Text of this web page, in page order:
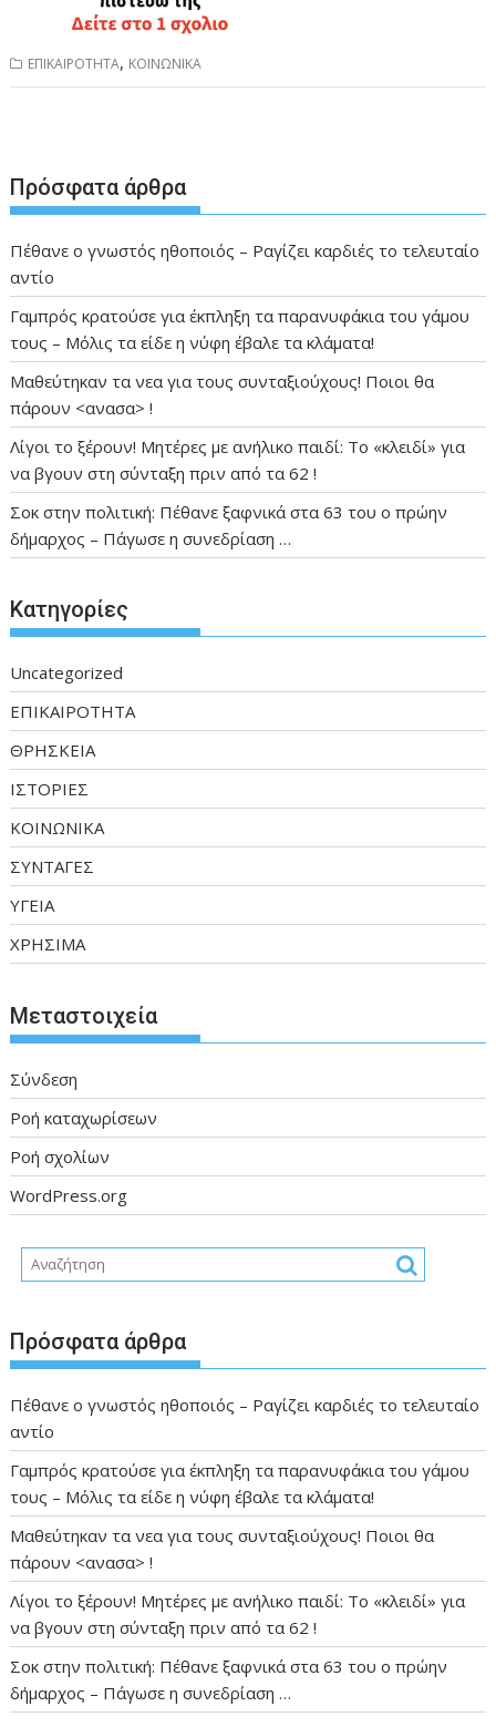
ΕΠΙΚΑΙΡΟΤΗΤΑ, ΚΟΙΝΩΝΙΚΑ
Πρόσφατα άρθρα
Πέθανε ο γνωστός ηθοποιός – Ραγίζει καρδιές το τελευταίο
αντίο
Γαμπρός κρατούσε για έκπληξη τα παρανυφάκια του γάμου
τους – Μόλις τα είδε η νύφη έβαλε τα κλάματα!
Μαθεύτηκαν τα νεα για τους συνταξιούχους! Ποιοι θα
πάρουν <ανασα> !
Λίγοι το ξέρουν! Μητέρες με ανήλικο παιδί: Το «κλειδί» για
να βγουν στη σύνταξη πριν από τα 62 !
Σοκ στην πολιτική: Πέθανε ξαφνικά στα 63 του ο πρώην
δήμαρχος – Πάγωσε η συνεδρίαση …
Kατηγορίες
Uncategorized
ΕΠΙΚΑΙΡΟΤΗΤΑ
ΘΡΗΣΚΕΙΑ
ΙΣΤΟΡΙΕΣ
ΚΟΙΝΩΝΙΚΑ
ΣΥΝΤΑΓΕΣ
ΥΓΕΙΑ
ΧΡΗΣΙΜΑ
Μεταστοιχεία
Σύνδεση
Ροή καταχωρίσεων
Ροή σχολίων
WordPress.org
Πρόσφατα άρθρα
Πέθανε ο γνωστός ηθοποιός – Ραγίζει καρδιές το τελευταίο
αντίο
Γαμπρός κρατούσε για έκπληξη τα παρανυφάκια του γάμου
τους – Μόλις τα είδε η νύφη έβαλε τα κλάματα!
Μαθεύτηκαν τα νεα για τους συνταξιούχους! Ποιοι θα
πάρουν <ανασα> !
Λίγοι το ξέρουν! Μητέρες με ανήλικο παιδί: Το «κλειδί» για
να βγουν στη σύνταξη πριν από τα 62 !
Σοκ στην πολιτική: Πέθανε ξαφνικά στα 63 του ο πρώην
δήμαρχος – Πάγωσε η συνεδρίαση …